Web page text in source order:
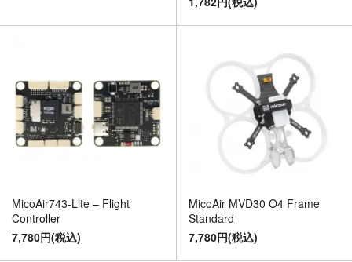
MicoAir743-Lite – Flight
Controller
7,780円(税込)
MicoAir MVD30 O4 Frame
Standard
7,780円(税込)